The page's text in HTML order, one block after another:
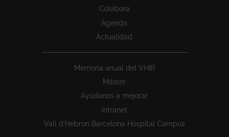
Colabora
Agenda
Actualidad
Memoria anual del VHIR
Máster
Ayúdanos a mejorar
Intranet
Vall d’Hebron Barcelona Hospital Campus